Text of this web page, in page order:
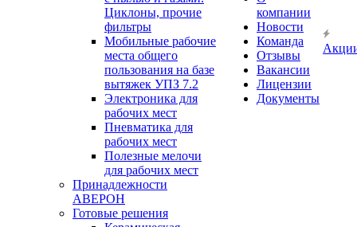
Циклоны, прочие
фильтры
Мобильные рабочие
места общего
пользования на базе
вытяжек УПЗ 7.2
Электроника для
рабочих мест
Пневматика для
рабочих мест
Полезные мелочи
для рабочих мест
Принадлежности
АВЕРОН
Готовые решения
компании
Новости
Команда
Отзывы
Вакансии
Лицензии
Документы